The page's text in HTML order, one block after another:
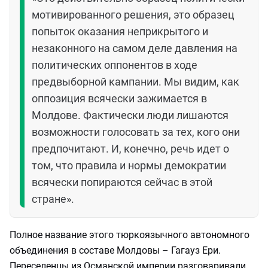
мотивированного решения, это образец
попыток оказания неприкрытого и
незаконного на самом деле давления на
политических оппонентов в ходе
предвыборной кампании. Мы видим, как
оппозиция всячески зажимается в
Молдове. Фактически люди лишаются
возможности голосовать за тех, кого они
предпочитают. И, конечно, речь идет о
том, что правила и нормы демократии
всячески попираются сейчас в этой
стране».
Полное название этого тюркоязычного автономного
объединения в составе Молдовы – Гагауз Ери.